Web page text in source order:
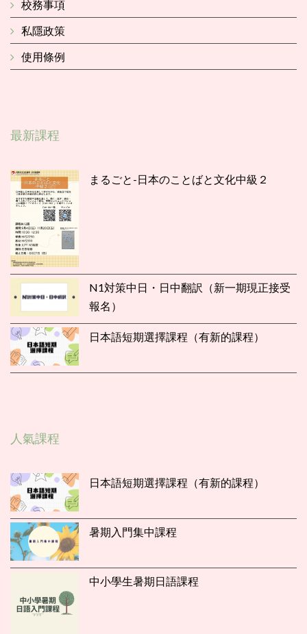
校務事項
私隱政策
使用條例
最新課程
まるごと-日本のことばと文化中級２
N1対策中日・日中翻訳（新一期現正接受
報名）
日本語短期選擇課程（有新的課程）
人氣課程
日本語短期選擇課程（有新的課程）
暑期入門集中課程
中小學生暑期日語課程